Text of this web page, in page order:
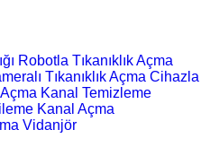
Robotla Tıkanıklık Açma
Tıkanıklık Açma Cihazla
Kanal Temizleme
Kanal Açma
Vidanjör